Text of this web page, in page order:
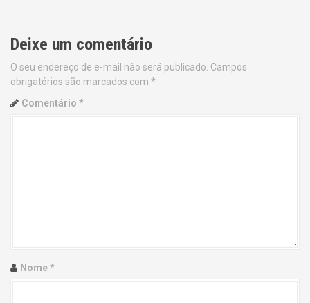
t
n
a
i
Deixe um comentário
O seu endereço de e-mail não será publicado. Campos
obrigatórios são marcados com *
Comentário *
Nome*